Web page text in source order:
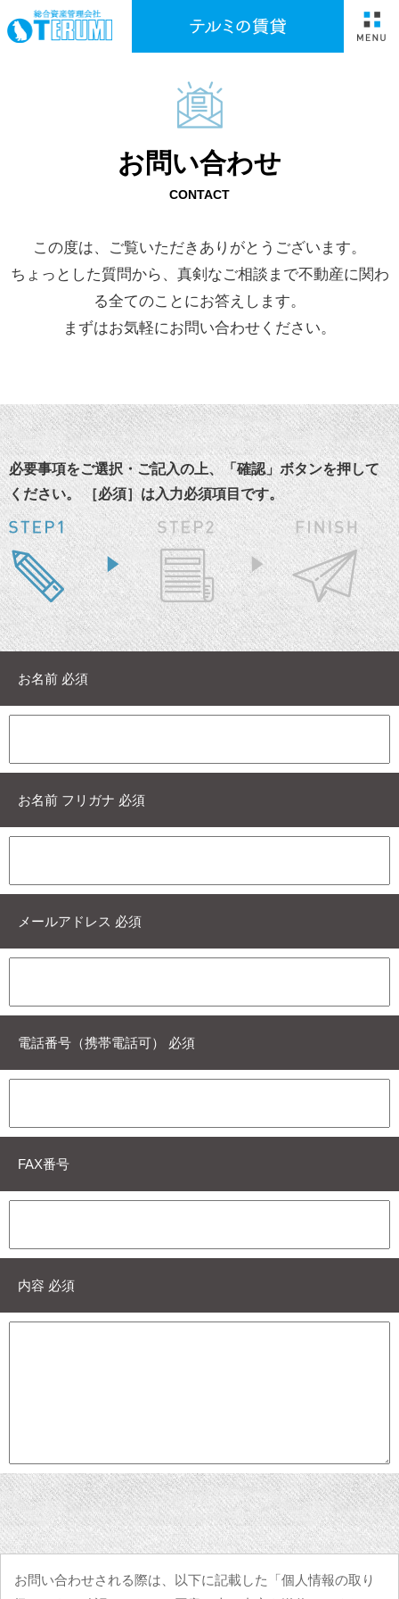
HOME> お問い合わせフォーム入力画面
お問い合わせ
CONTACT
この度は、ご覧いただきありがとうございます。
ちょっとした質問から、真剣なご相談まで不動産に関わ
る全てのことにお答えします。
まずはお気軽にお問い合わせください。
必要事項をご選択・ご記入の上、「確認」ボタンを押して
ください。 ［必須］は入力必須項目です。
お名前 必須
お名前 フリガナ 必須
メールアドレス 必須
電話番号（携帯電話可） 必須
FAX番号
内容 必須
お問い合わせされる際は、以下に記載した「個人情報の取り